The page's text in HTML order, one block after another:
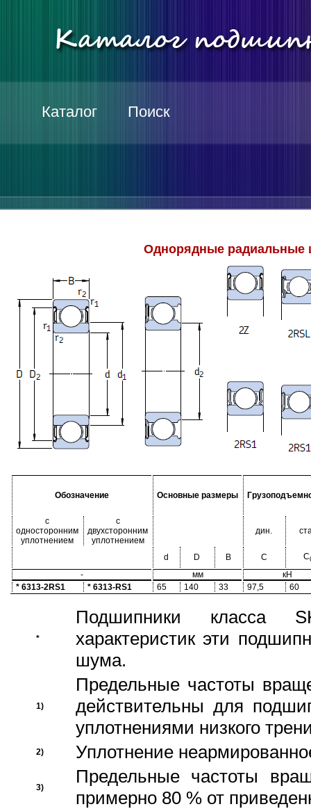
Каталог Поиск
Однорядные радиальные
Обозначение Основные размеры
с
односторонним
уплотнением
с
двухсторонним
уплотнением
дин.
d D B C C
- мм
кН
* 6313-2RS1
* 6313-RS1 65 140 33 97,5 60
*
Подшипники класса
характеристик эти
шума.
1)
Предельные частоты
действительны для
уплотнениями низкого
2) Уплотнение
3)
Предельные частоты
примерно 80 % от